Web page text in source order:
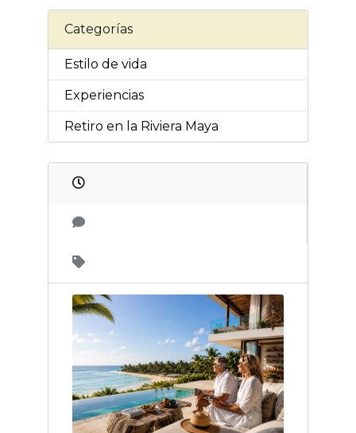
Categorías
Estilo de vida
Experiencias
Retiro en la Riviera Maya